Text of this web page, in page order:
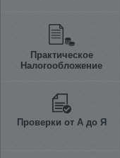
Практическое
Налогообложение
Проверки от А до Я